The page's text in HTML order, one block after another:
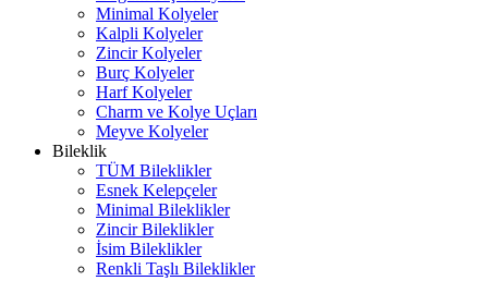
Minimal Kolyeler
Kalpli Kolyeler
Zincir Kolyeler
Burç Kolyeler
Harf Kolyeler
Charm ve Kolye Uçları
Meyve Kolyeler
Bileklik
TÜM Bileklikler
Esnek Kelepçeler
Minimal Bileklikler
Zincir Bileklikler
İsim Bileklikler
Renkli Taşlı Bileklikler